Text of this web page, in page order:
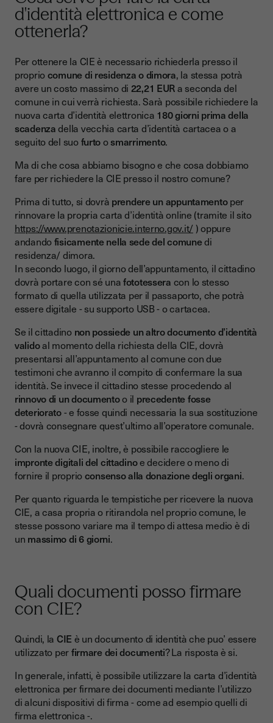
d'identità elettronica e come
ottenerla?
Per ottenere la CIE è necessario richiederla presso il
propriocomune di residenza o dimora, la stessa potrà
avere un costo massimo di 22,21 EURa seconda del
comune in cui verrà richiesta. Sarà possibile richiedere la
nuova carta d’identità elettronica 180 giorni prima della
scadenzadella vecchia carta d’identità cartacea o a
seguito del suofurtoosmarrimento.
Ma di che cosa abbiamo bisogno e che cosa dobbiamo
fare per richiedere la CIE presso il nostro comune?
Prima di tutto, si dovrà prendere un appuntamentoper
rinnovare la propria carta d’identità online (tramite il sito
https://www.prenotazionicie.interno.gov.it/) oppure
andandofisicamente nella sede del comunedi
residenza/ dimora.
In secondo luogo, il giorno dell’appuntamento, il cittadino
dovrà portare con sé unafototessera con lo stesso
formato di quella utilizzata per il passaporto, che potrà
essere digitale - su supporto USB - o cartacea.
Se il cittadino non possiede un altro documento d’identità
validoal momento della richiesta della CIE, dovrà
presentarsi all’appuntamento al comune con due
testimoni che avranno il compito di confermare la sua
identità. Se invece il cittadino stesse procedendo al
rinnovo di un documentoo il precedente fosse
deteriorato-e fosse quindi necessaria la sua sostituzione
- dovrà consegnare quest’ultimo all’operatore comunale.
Con la nuova CIE, inoltre, è possibile raccogliere le
impronte digitali del cittadinoe decidere o meno di
fornire il proprioconsenso alla donazione degli organi.
Per quanto riguarda le tempistiche per ricevere la nuova
CIE, a casa propria o ritirandola nel proprio comune, le
stesse possono variare ma il tempo di attesa medio è di
un massimo di 6 giorni.
Quali documenti posso firmare
con CIE?
Quindi, la CIE è un documento di identità che puo’ essere
utilizzato perfirmare dei documenti? La risposta è si.
In generale, infatti, è possibile utilizzare la carta d’identità
elettronica per firmare dei documenti mediante l’utilizzo
di alcuni dispositivi di firma - come ad esempio quelli di
firma elettronica -.